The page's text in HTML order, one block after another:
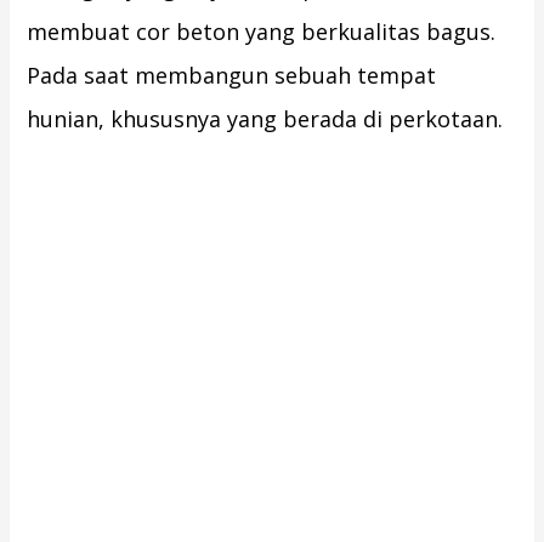
membuat cor beton yang berkualitas bagus.
Pada saat membangun sebuah tempat
hunian, khususnya yang berada di perkotaan.